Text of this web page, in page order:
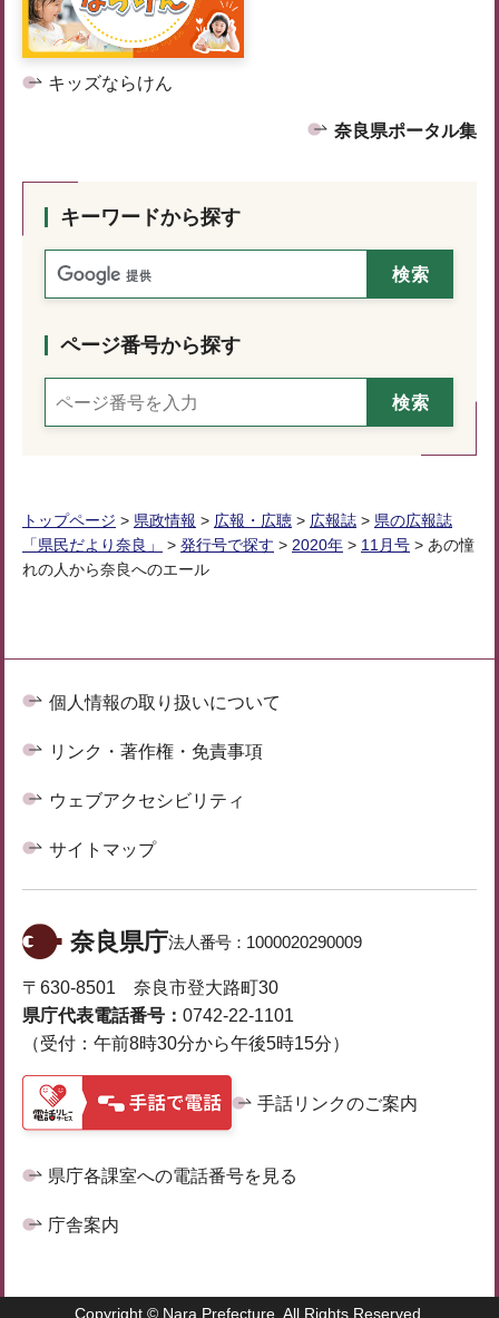
キッズならけん
奈良県ポータル集
キーワードから探す
ページ番号から探す
トップページ > 県政情報 > 広報・広聴 > 広報誌 > 県の広報誌
「県民だより奈良」
> 発行号で探す > 2020年 > 11月号 > あの憧
れの人から奈良へのエール
個人情報の取り扱いについて
リンク・著作権・免責事項
ウェブアクセシビリティ
サイトマップ
奈良県庁法人番号： 1000020290009
〒630-8501 奈良市登大路町30
県庁代表電話番号： 0742-22-1101
（受付：午前8時30分から午後5時15分）
手話リンクのご案内
県庁各課室への電話番号を見る
庁舎案内
Copyright © Nara Prefecture. All Rights Reserved.